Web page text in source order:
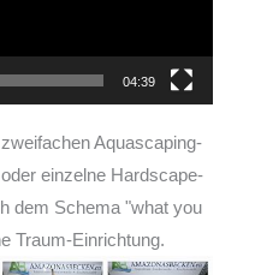
04:39
Aquascaping-
einzelne Hardscape-
dem Schema "what you
Traum-Einrichtung.